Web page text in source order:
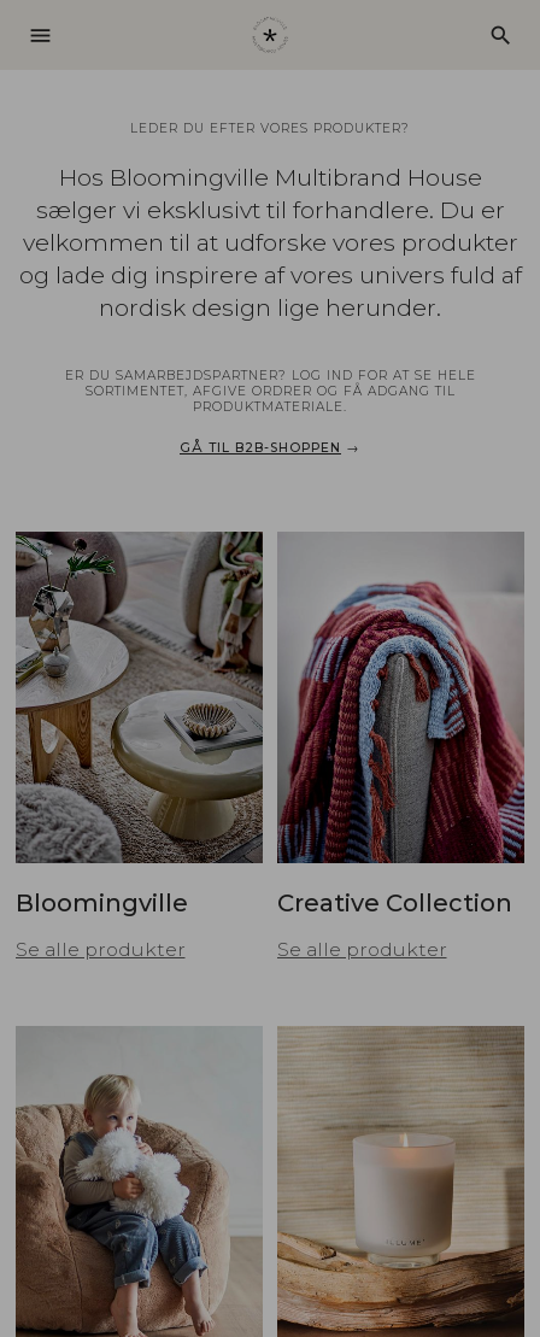
menu search
LEDER DU EFTER VORES PRODUKTER?
Hos Bloomingville Multibrand House
sælger vi eksklusivt til forhandlere. Du er
velkommen til at udforske vores produkter
og lade dig inspirere af vores univers fuld af
nordisk design lige herunder.
ER DU SAMARBEJDSPARTNER? LOG IND FOR AT SE HELE
SORTIMENTET, AFGIVE ORDRER OG FÅ ADGANG TIL
PRODUKTMATERIALE.
GÅ TIL B2B-SHOPPEN →
Bloomingville
Se alle produkter
Creative Collection
Se alle produkter